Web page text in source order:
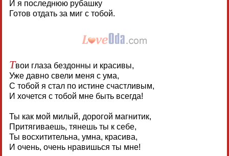
И я последнюю рубашку
Готов отдать за миг с тобой.
Твои глаза бездонны и красивы,
Уже давно свели меня с ума,
С тобой я стал по истине счастливым,
И хочется с тобой мне быть всегда!
Ты как мой милый, дорогой магнитик,
Притягиваешь, тянешь ты к себе,
Ты восхитительна, умна, красива,
И очень, очень нравишься ты мне!